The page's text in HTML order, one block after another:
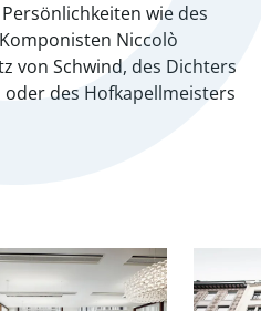
wie des
Niccolò
von Schwind, des Dichters
oder des Hofkapellmeisters